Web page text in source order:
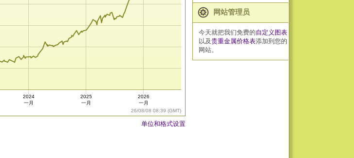
26/08/08 08:39 (GMT)
2024
一月
2025
一月
2026
一月
单位和格式设置
网站管理员
今天就把我们免费的自定义图表
以及贵重金属价格表添加到您的
网站。